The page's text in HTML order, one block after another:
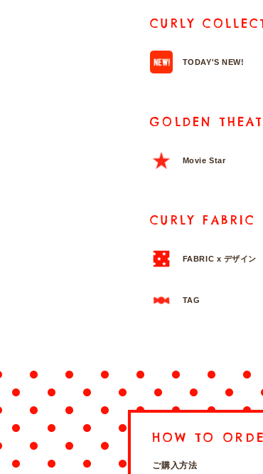
CURLY
TODAY'S NEW!
GOLDEN
Movie Star
CURLY FABRIC
FABRIC x デザイン
TAG
HOW TO
ご購入方法